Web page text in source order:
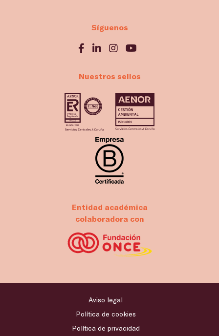
Síguenos
Nuestros sellos
Entidad académica
colaboradora con
Aviso legal
Política de cookies
Política de privacidad